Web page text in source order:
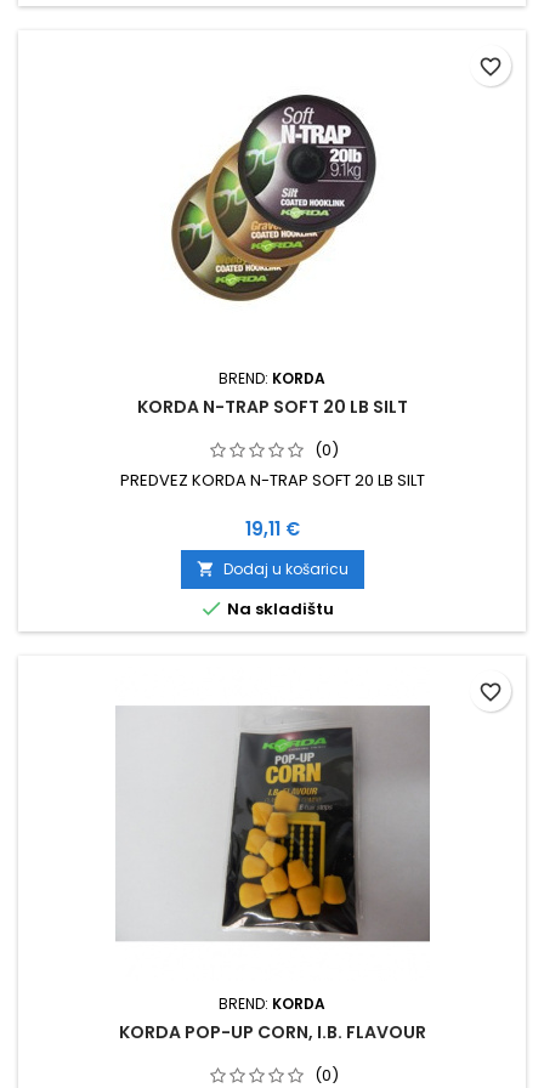
BREND: KORDA
KORDA N-TRAP SOFT 20 LB SILT
(0)
PREDVEZ KORDA N-TRAP SOFT 20 LB SILT
Cijena
19,11 €
 Dodaj u košaricu
 Na skladištu
favorite_border
BREND: KORDA
KORDA POP-UP CORN, I.B. FLAVOUR
(0)
favorite_border